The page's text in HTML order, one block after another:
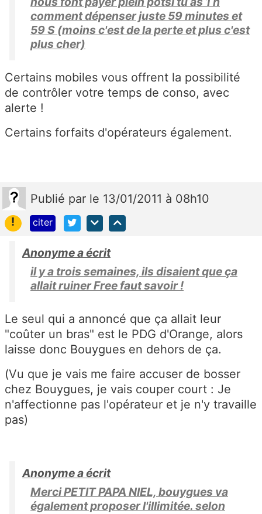
comment dépenser juste 59 minutes et
59 S (moins c'est de la perte et plus c'est
plus cher)
Certains mobiles vous offrent la possibilité
de contrôler votre temps de conso, avec
alerte !
Certains forfaits d'opérateurs également.
Publié par le 13/01/2011 à 08h10
!
citer
Anonyme a écrit
il y a trois semaines, ils disaient que ça
allait ruiner Free faut savoir !
Le seul qui a annoncé que ça allait leur
"coûter un bras" est le PDG d'Orange, alors
laisse donc Bouygues en dehors de ça.
(Vu que je vais me faire accuser de bosser
chez Bouygues, je vais couper court : Je
n'affectionne pas l'opérateur et je n'y travaille
pas)
Anonyme a écrit
Merci PETIT PAPA NIEL, bouygues va
également proposer l'illimitée. selon